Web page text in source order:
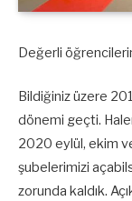
Değerli
Bildiğiniz üzere
dönemi geçti.
2020 eylül, ekim
şubelerimizi
zorunda kaldık.